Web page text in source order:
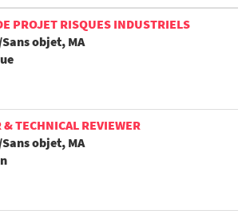
PROJET RISQUES INDUSTRIELS
objet, MA
TECHNICAL REVIEWER
objet, MA